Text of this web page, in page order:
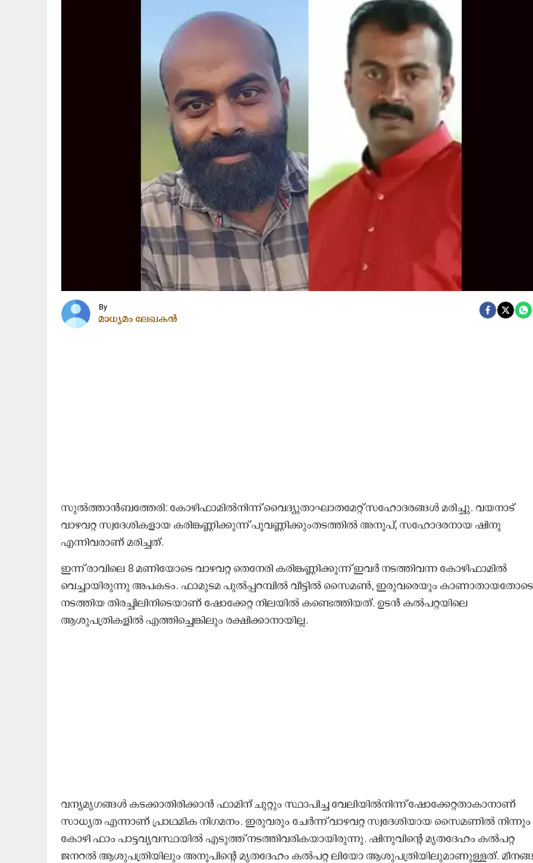
By
മാധ്യമം ലേഖകൻ
സുൽത്താൻബത്തേരി: കോഴിഫാമിൽനിന്ന് വൈദ്യുതാഘാതമേറ്റ് സഹോദരങ്ങൾ മരിച്ചു. വയനാട്
വാഴവറ്റ സ്വദേശികളായ കരിങ്കണ്ണിക്കുന്ന് പൂവണ്ണിക്കുംതടത്തിൽ അനൂപ്, സഹോദരനായ ഷിനു
എന്നിവരാണ് മരിച്ചത്.
ഇന്ന് രാവിലെ 8 മണിയോടെ വാഴവറ്റ തെനേരി കരിങ്കണ്ണിക്കുന്ന് ഇവർ നടത്തിവന്ന കോഴിഫാമിൽ
വെച്ചായിരുന്നു അപകടം. ഫാമുടമ പുൽപ്പറമ്പിൽ വീട്ടിൽ സൈമൺ, ഇരുവരെയും കാണാതായതോടെ
നടത്തിയ തിരച്ചിലിനിടെയാണ് ഷോക്കേറ്റ നിലയിൽ കണ്ടെത്തിയത്. ഉടൻ കൽപറ്റയിലെ
ആശുപത്രികളിൽ എത്തിച്ചെങ്കിലും രക്ഷിക്കാനായില്ല.
വന്യമൃഗങ്ങൾ കടക്കാതിരിക്കാൻ ഫാമിന് ചുറ്റും സ്ഥാപിച്ച വേലിയിൽനിന്ന് ഷോക്കേറ്റതാകാനാണ്
സാധ്യത എന്നാണ് പ്രാഥമിക നിഗമനം. ഇരുവരും ചേർന്ന് വാഴവറ്റ സ്വദേശിയായ സൈമണിൽ നിന്നും
കോഴി ഫാം പാട്ടവ്യവസ്ഥയിൽ എടുത്ത് നടത്തിവരികയായിരുന്നു. ഷിനുവിന്‍റെ മൃതദേഹം കൽപറ്റ
ജനറൽ ആശുപത്രിയിലും അനൂപിന്‍റെ മൃതദേഹം കൽപറ്റ ലിയോ ആശുപത്രിയിലുമാണുള്ളത്.